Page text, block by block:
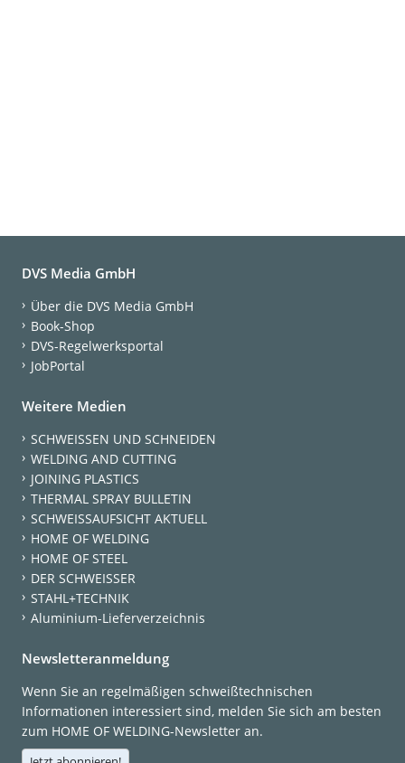
DVS Media GmbH
Über die DVS Media GmbH
Book-Shop
DVS-Regelwerksportal
JobPortal
Weitere Medien
SCHWEISSEN UND SCHNEIDEN
WELDING AND CUTTING
JOINING PLASTICS
THERMAL SPRAY BULLETIN
SCHWEISSAUFSICHT AKTUELL
HOME OF WELDING
HOME OF STEEL
DER SCHWEISSER
STAHL+TECHNIK
Aluminium-Lieferverzeichnis
Newsletteranmeldung
Wenn Sie an regelmäßigen schweißtechnischen
Informationen interessiert sind, melden Sie sich am besten
zum HOME OF WELDING-Newsletter an.